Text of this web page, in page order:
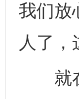
我们放
人了，
就在